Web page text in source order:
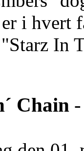
i hvert
In
Chain